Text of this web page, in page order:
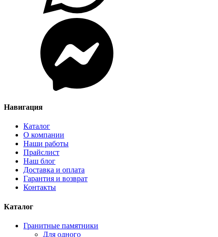
Навигация
Каталог
О компании
Наши работы
Прайслист
Наш блог
Доставка и оплата
Гарантия и возврат
Контакты
Каталог
Гранитные памятники
Для одного